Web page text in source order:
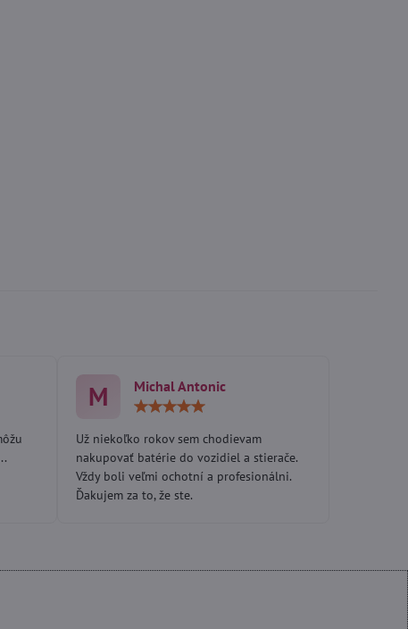
M
Michal Antonic
/
5
Už niekoľko rokov sem chodievam
nakupovať batérie do vozidiel a stierače.
Vždy boli veľmi ochotní a profesionálni.
Ďakujem za to, že ste.